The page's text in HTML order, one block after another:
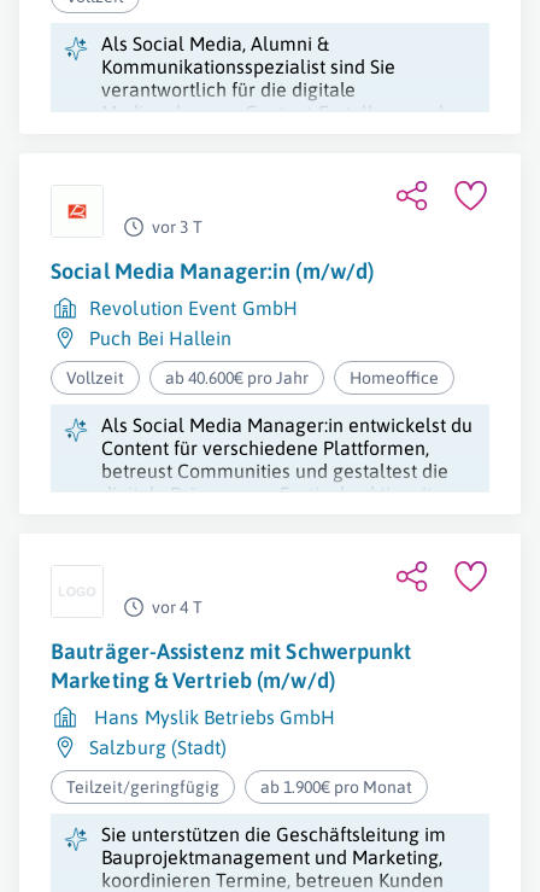
Als Social Media, Alumni &
Kommunikationsspezialist sind Sie
verantwortlich für die digitale
Medienplanung, Content-Erstellung und
vor 3 T
Social Media Manager:in (m/w/d)
Revolution Event GmbH
Puch Bei Hallein
Vollzeit ab 40.600€ pro Jahr Homeoffice
Als Social Media Manager:in entwickelst du
Content für verschiedene Plattformen,
betreust Communities und gestaltest die
digitale Präsenz von Festivals aktiv mit.
vor 4 T
Bauträger-Assistenz mit Schwerpunkt
Marketing & Vertrieb (m/w/d)
Hans Myslik Betriebs GmbH
Salzburg (Stadt)
Teilzeit/geringfügig ab 1.900€ pro Monat
Sie unterstützen die Geschäftsleitung im
Bauprojektmanagement und Marketing,
koordinieren Termine, betreuen Kunden